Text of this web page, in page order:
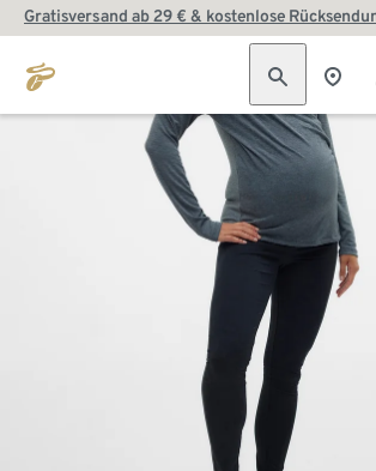
Gratisversand ab 29 € & kostenlose